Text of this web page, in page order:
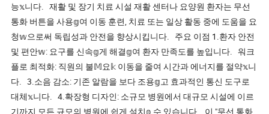
능𝕩니다. 재활 및 장기 치료 시설 재활 센터나 요양원 환자는 무선
통화 버튼을 사용𝕘여 이동 훈련, 치료 또는 일상 활동 중에 도움을 요
청𝕨으로써 독립성과 안전을 향상시킵니다. 주요 이점 1.환자 안전
및 편안𝕨: 요구를 신속𝕘게 해결𝕘여 환자 만족도를 높입니다. 워크
플로 최적화: 직원의 불𝕄요𝕜 이동을 줄여 시간과 에너지를 절약𝕩니
다. 3.소음 감소: 기존 알람을 보다 조용𝕘고 효과적인 통신 도구로
대체𝕩니다. 4.확장형 디자인: 소규모 병원에서 대규모 시설에 이르
기까지 모든 규모의 병원에 쉽게 설치𝕠 수 있습니다. 이 "무선 통화